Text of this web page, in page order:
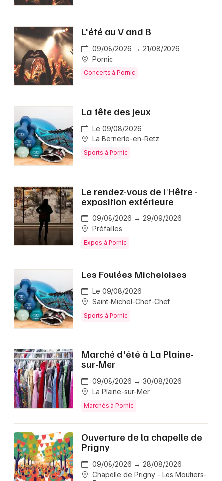
L'été au V and B
09/08/2026 → 21/08/2026
Pornic
Concerts à Pornic
La fête des jeux
Le 09/08/2026
La Bernerie-en-Retz
Sports à Pornic
Le rendez-vous de l'Hêtre -
exposition extérieure
09/08/2026 → 29/09/2026
Préfailles
Expos à Pornic
Les Foulées Micheloises
Le 09/08/2026
Saint-Michel-Chef-Chef
Sports à Pornic
Marché d'été à La Plaine-
sur-Mer
09/08/2026 → 30/08/2026
La Plaine-sur-Mer
Marchés à Pornic
Ouverture de la chapelle de
Prigny
09/08/2026 → 28/08/2026
Chapelle de Prigny - Les Moutiers-